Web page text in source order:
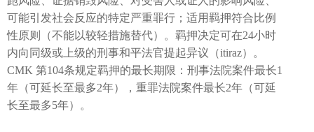
可能引发社会反应的特定严重罪行；适用羁押符合比例
性原则（不能以较轻措施替代）。羁押决定可在24小时
内向同级或上级的刑事和平法官提起异议（itiraz）。
CMK 第104条规定羁押的最长期限：刑事法院案件最长1
年（可延长至最多2年），重罪法院案件最长2年（可延
长至最多5年）。